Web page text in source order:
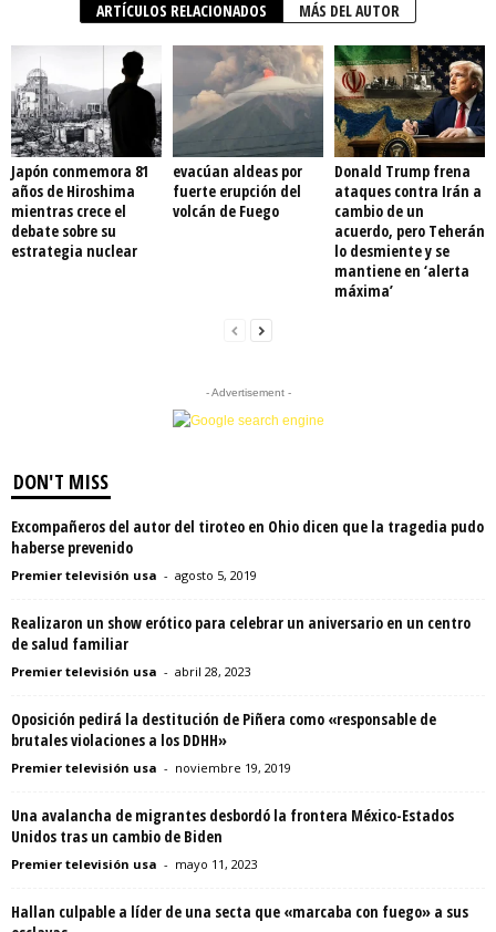
ARTÍCULOS RELACIONADOS MÁS DEL AUTOR
Japón conmemora 81
años de Hiroshima
mientras crece el
debate sobre su
estrategia nuclear
evacúan aldeas por
fuerte erupción del
volcán de Fuego
Donald Trump frena
ataques contra Irán a
cambio de un
acuerdo, pero Teherán
lo desmiente y se
mantiene en ‘alerta
máxima’
- Advertisement -
DON'T MISS
Excompañeros del autor del tiroteo en Ohio dicen que la tragedia pudo
haberse prevenido
Premier televisión usa - agosto 5, 2019
Realizaron un show erótico para celebrar un aniversario en un centro
de salud familiar
Premier televisión usa - abril 28, 2023
Oposición pedirá la destitución de Piñera como «responsable de
brutales violaciones a los DDHH»
Premier televisión usa - noviembre 19, 2019
Una avalancha de migrantes desbordó la frontera México-Estados
Unidos tras un cambio de Biden
Premier televisión usa - mayo 11, 2023
Hallan culpable a líder de una secta que «marcaba con fuego» a sus